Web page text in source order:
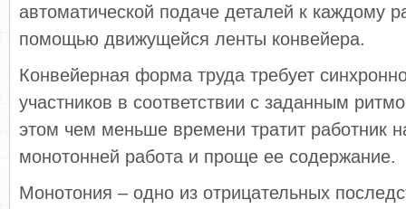
автоматической подаче деталей к каждому
помощью движущейся ленты конвейера.
Конвейерная форма труда требует
участников в соответствии с заданным
этом чем меньше времени тратит работник
монотонней работа и проще ее содержание.
Монотония – одно из отрицательных